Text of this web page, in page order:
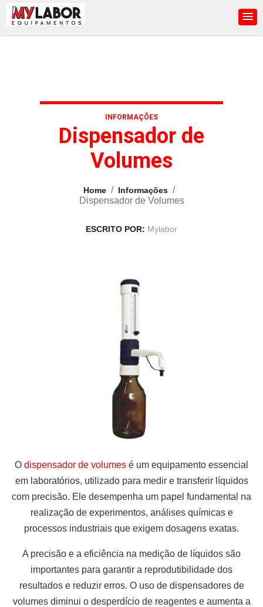
INFORMAÇÕES
Dispensador de
Volumes
Home / Informações /
Dispensador de Volumes
ESCRITO POR: Mylabor
O dispensador de volumes é um equipamento essencial
em laboratórios, utilizado para medir e transferir líquidos
com precisão. Ele desempenha um papel fundamental na
realização de experimentos, análises químicas e
processos industriais que exigem dosagens exatas.
A precisão e a eficiência na medição de líquidos são
importantes para garantir a reprodutibilidade dos
resultados e reduzir erros. O uso de dispensadores de
volumes diminui o desperdício de reagentes e aumenta a